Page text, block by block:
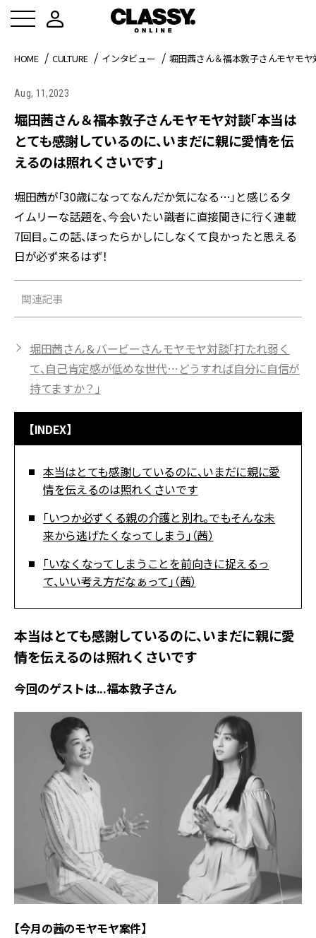
HOME CULTURE インタビュー 堀田茜さん＆福本敦子さんモヤモ
Aug, 11,2023
堀田茜さん＆福本敦子さんモヤモヤ対談「本当は
とても感謝しているのに、いまだに親に愛情を伝
えるのは照れくさいです」
堀田茜が「30歳になってなんだか気になる…」と感じるタ
イムリーな話題を、今会いたい識者に直接聞きに行く連載
7回目。この話、ほったらかしにしなくて良かったと思える
日が必ず来るはず！
関連記事
堀田茜さん＆バービーさんモヤモヤ対談「打たれ弱く
て、自己肯定感が低めな世代…どうすれば自分に自信が
持てますか？」
【INDEX】
本当はとても感謝しているのに、いまだに親に愛
情を伝えるのは照れくさいです
「いつか必ずくる親の介護と別れ。でもそんな未
来から逃げたくなってしまう」（茜）
「いなくなってしまうことを前向きに捉えるっ
て、いい考え方だなぁって」（茜）
本当はとても感謝しているのに、いまだに親に愛
情を伝えるのは照れくさいです
今回のゲストは...福本敦子さん
【今月の茜のモヤモヤ案件】